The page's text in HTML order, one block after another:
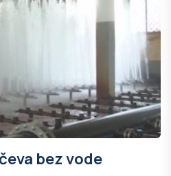
bez vode